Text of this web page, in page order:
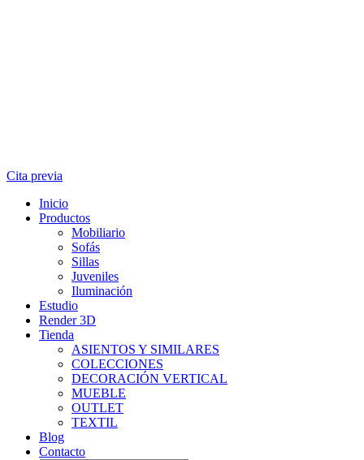
Cita previa
Inicio
Productos
Mobiliario
Sofás
Sillas
Juveniles
Iluminación
Estudio
Render 3D
Tienda
ASIENTOS Y SIMILARES
COLECCIONES
DECORACIÓN VERTICAL
MUEBLE
OUTLET
TEXTIL
Blog
Contacto